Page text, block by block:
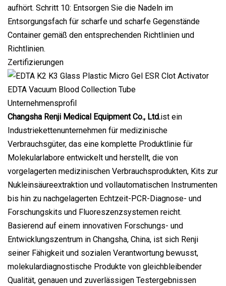
aufhört. Schritt 10: Entsorgen Sie die Nadeln im
Entsorgungsfach für scharfe und scharfe Gegenstände
Container gemäß den entsprechenden Richtlinien und
Richtlinien.
Zertifizierungen
Unternehmensprofil
Changsha Renji Medical Equipment Co., Ltd.ist ein
Industriekettenunternehmen für medizinische
Verbrauchsgüter, das eine komplette Produktlinie für
Molekularlabore entwickelt und herstellt, die von
vorgelagerten medizinischen Verbrauchsprodukten, Kits zur
Nukleinsäureextraktion und vollautomatischen Instrumenten
bis hin zu nachgelagerten Echtzeit-PCR-Diagnose- und
Forschungskits und Fluoreszenzsystemen reicht.
Basierend auf einem innovativen Forschungs- und
Entwicklungszentrum in Changsha, China, ist sich Renji
seiner Fähigkeit und sozialen Verantwortung bewusst,
molekulardiagnostische Produkte von gleichbleibender
Qualität, genauen und zuverlässigen Testergebnissen